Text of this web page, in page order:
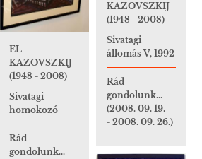
KAZOVSZKIJ
(1948 - 2008)
Sivatagi
állomás V, 1992
Rád
gondolunk...
(2008. 09. 19.
- 2008. 09. 26.)
EL
KAZOVSZKIJ
(1948 - 2008)
Sivatagi
homokozó
Rád
gondolunk...